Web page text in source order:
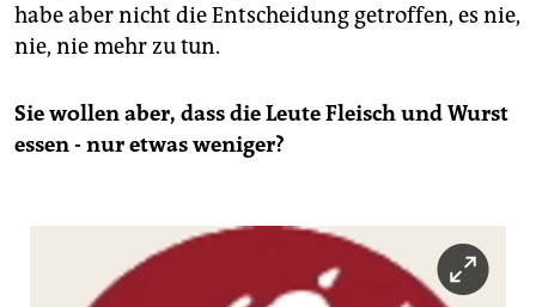
habe aber nicht die Entscheidung getroffen, es nie,
nie, nie mehr zu tun.
Sie wollen aber, dass die Leute Fleisch und Wurst
essen - nur etwas weniger?